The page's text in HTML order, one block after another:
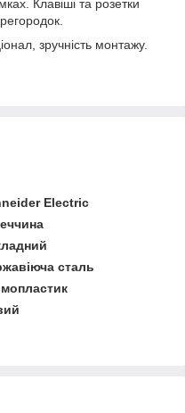
Клавіші та розетки
зручність монтажу.
Electric
сталь